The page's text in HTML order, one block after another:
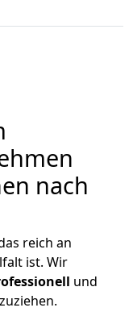
nach
reich an
ist. Wir
und